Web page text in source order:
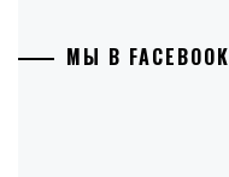
МЫ В FACEBOOK